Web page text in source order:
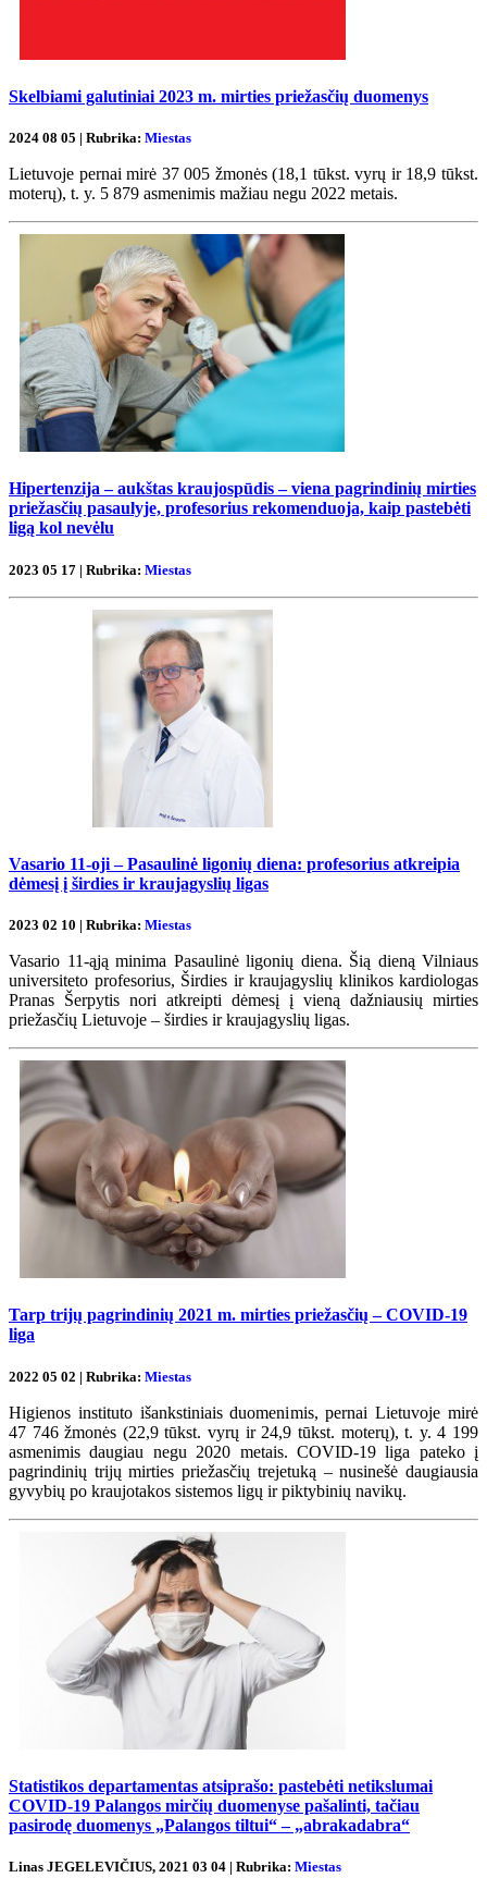
Skelbiami galutiniai 2023 m. mirties priežasčių duomenys
2024 08 05 | Rubrika: Miestas
Lietuvoje pernai mirė 37 005 žmonės (18,1 tūkst. vyrų ir 18,9 tūkst.
moterų), t. y. 5 879 asmenimis mažiau negu 2022 metais.
Hipertenzija – aukštas kraujospūdis – viena pagrindinių mirties
priežasčių pasaulyje, profesorius rekomenduoja, kaip pastebėti
ligą kol nevėlu
2023 05 17 | Rubrika: Miestas
Vasario 11-oji – Pasaulinė ligonių diena: profesorius atkreipia
dėmesį į širdies ir kraujagyslių ligas
2023 02 10 | Rubrika: Miestas
Vasario 11-ąją minima Pasaulinė ligonių diena. Šią dieną Vilniaus
universiteto profesorius, Širdies ir kraujagyslių klinikos kardiologas
Pranas Šerpytis nori atkreipti dėmesį į vieną dažniausių mirties
priežasčių Lietuvoje – širdies ir kraujagyslių ligas.
Tarp trijų pagrindinių 2021 m. mirties priežasčių – COVID-19
liga
2022 05 02 | Rubrika: Miestas
Higienos instituto išankstiniais duomenimis, pernai Lietuvoje mirė
47 746 žmonės (22,9 tūkst. vyrų ir 24,9 tūkst. moterų), t. y. 4 199
asmenimis daugiau negu 2020 metais. COVID-19 liga pateko į
pagrindinių trijų mirties priežasčių trejetuką – nusinešė daugiausia
gyvybių po kraujotakos sistemos ligų ir piktybinių navikų.
Statistikos departamentas atsiprašo: pastebėti netikslumai
COVID-19 Palangos mirčių duomenyse pašalinti, tačiau
pasirodę duomenys „Palangos tiltui“ – „abrakadabra“
Linas JEGELEVIČIUS, 2021 03 04 | Rubrika: Miestas